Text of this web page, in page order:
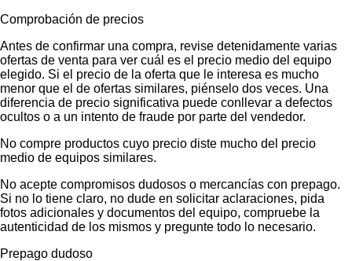
Comprobación de precios
Antes de confirmar una compra, revise detenidamente varias
ofertas de venta para ver cuál es el precio medio del equipo
elegido. Si el precio de la oferta que le interesa es mucho
menor que el de ofertas similares, piénselo dos veces. Una
diferencia de precio significativa puede conllevar a defectos
ocultos o a un intento de fraude por parte del vendedor.
No compre productos cuyo precio diste mucho del precio
medio de equipos similares.
No acepte compromisos dudosos o mercancías con prepago.
Si no lo tiene claro, no dude en solicitar aclaraciones, pida
fotos adicionales y documentos del equipo, compruebe la
autenticidad de los mismos y pregunte todo lo necesario.
Prepago dudoso